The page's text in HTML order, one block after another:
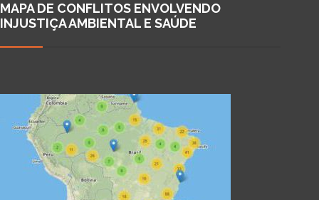
MAPA DE CONFLITOS ENVOLVENDO
INJUSTIÇA AMBIENTAL E SAÚDE